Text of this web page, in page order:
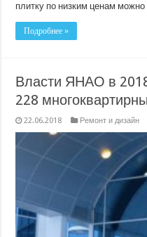
плитку по низким ценам
Подробнее »
Власти ЯНАО в
228
22.06.2018 Ремонт и дизайн